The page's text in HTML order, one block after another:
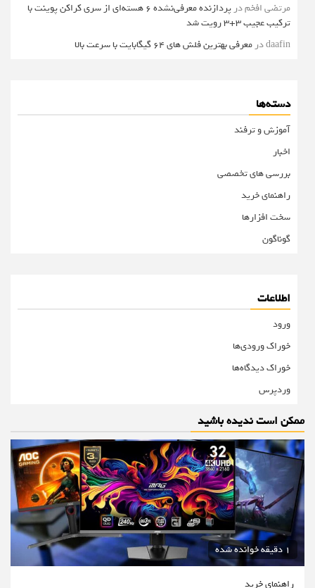
مرتضی افخمدر
پردازنده معرفی‌نشده 6 هسته‌ای از سری کراکن پوینت با
ترکیب عجیب 3+3 رویت شد
daafinدرمعرفی بهترین فلش های 64 گیگابایت با سرعت بالا
دسته‌ها
آموزش و ترفند
اخبار
بررسی های تخصصی
راهنمای خرید
سخت افزارها
گوناگون
اطلاعات
ورود
خوراک ورودی‌ها
خوراک دیدگاه‌ها
وردپرس
ممکن است ندیده باشید
1 دقیقه خوانده شده
راهنمای خرید